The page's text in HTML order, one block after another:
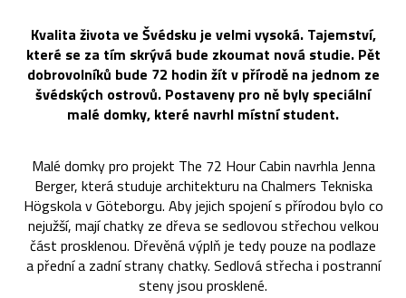
Kvalita života ve Švédsku je velmi vysoká. Tajemství,
které se za tím skrývá bude zkoumat nová studie. Pět
dobrovolníků bude 72 hodin žít v přírodě na jednom ze
švédských ostrovů. Postaveny pro ně byly speciální
malé domky, které navrhl místní student.
Malé domky pro projekt The 72 Hour Cabin navrhla Jenna
Berger, která studuje architekturu na Chalmers Tekniska
Högskola v Göteborgu. Aby jejich spojení s přírodou bylo co
nejužší, mají chatky ze dřeva se sedlovou střechou velkou
část prosklenou. Dřevěná výplň je tedy pouze na podlaze
a přední a zadní strany chatky. Sedlová střecha i postranní
steny jsou prosklené.